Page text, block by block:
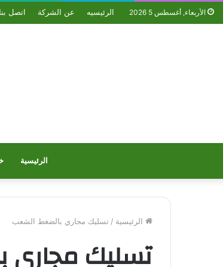
الأربعاء, أغسطس 5 2026 الرئيسيه عن الشركة اتصل بنا
الرئيسية
الرئيسية / تسليك مجاري بالضغط الشعب
تسليك مجاري